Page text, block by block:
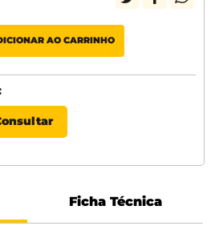
AO CARRINHO
Ficha Técnica